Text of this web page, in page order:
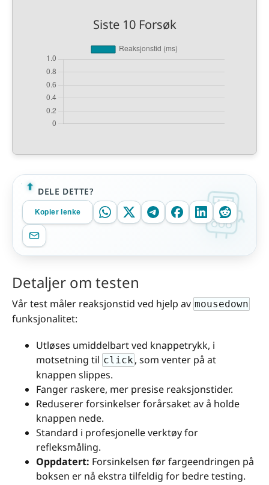
Siste 10 Forsøk
DELE DETTE?
Kopier lenke
Detaljer om testen
Vår test måler reaksjonstid ved hjelp av mousedown
funksjonalitet:
Utløses umiddelbart ved knappetrykk, i
motsetning til click, som venter på at
knappen slippes.
Fanger raskere, mer presise reaksjonstider.
Reduserer forsinkelser forårsaket av å holde
knappen nede.
Standard i profesjonelle verktøy for
refleksmåling.
Oppdatert: Forsinkelsen før fargeendringen på
boksen er nå ekstra tilfeldig for bedre testing.